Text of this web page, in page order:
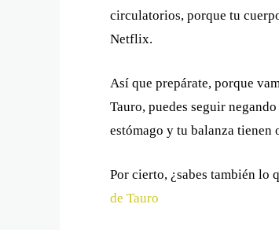
circulatorios, porque tu
Netflix.
Así que prepárate, porque
Tauro, puedes seguir
estómago y tu balanza
Por cierto, ¿sabes también lo
de Tauro